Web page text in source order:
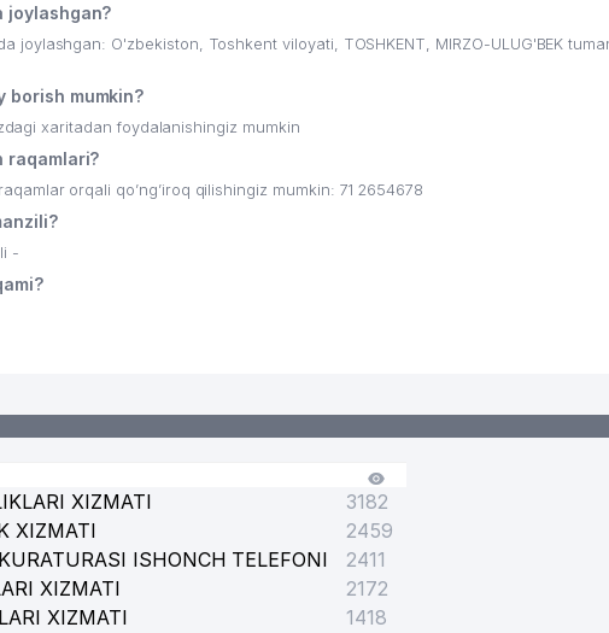
joylashgan?
joylashgan: O'zbekiston, Toshkent viloyati, TOSHKENT, MIRZO-ULUG'BEK
borish mumkin?
xaritadan foydalanishingiz mumkin
raqamlari?
orqali qo’ng’iroq qilishingiz mumkin: 71 2654678
-
XIZMATI
3182
XIZMATI
2459
ISHONCH TELEFONI
2411
XIZMATI
2172
XIZMATI
1418